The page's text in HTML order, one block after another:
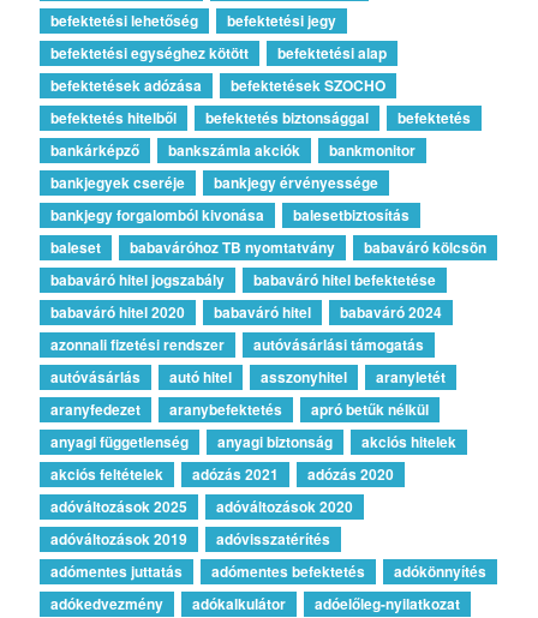
befektetési lehetőség
befektetési jegy
befektetési egységhez kötött
befektetési alap
befektetések adózása
befektetések SZOCHO
befektetés hitelből
befektetés biztonsággal
befektetés
bankárképző
bankszámla akciók
bankmonitor
bankjegyek cseréje
bankjegy érvényessége
bankjegy forgalomból kivonása
balesetbiztosítás
baleset
babaváróhoz TB nyomtatvány
babaváró kölcsön
babaváró hitel jogszabály
babaváró hitel befektetése
babaváró hitel 2020
babaváró hitel
babaváró 2024
azonnali fizetési rendszer
autóvásárlási támogatás
autóvásárlás
autó hitel asszonyhitel
aranyletét
aranyfedezet
aranybefektetés
apró betűk nélkül
anyagi függetlenség
anyagi biztonság
akciós hitelek
akciós feltételek
adózás 2021
adózás 2020
adóváltozások 2025
adóváltozások 2020
adóváltozások 2019
adóvisszatérítés
adómentes juttatás
adómentes befektetés
adókönnyítés
adókedvezmény
adókalkulátor
adóelőleg-nyilatkozat